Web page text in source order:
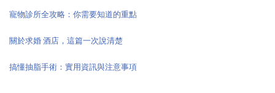
寵物診所全攻略：你需要知道的重點
關於求婚 酒店，這篇一次說清楚
搞懂抽脂手術：實用資訊與注意事項